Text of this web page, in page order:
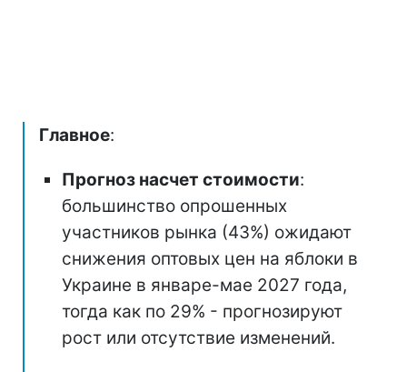
Главное:
Прогноз насчет стоимости:
большинство опрошенных
участников рынка (43%) ожидают
снижения оптовых цен на яблоки в
Украине в январе-мае 2027 года,
тогда как по 29% - прогнозируют
рост или отсутствие изменений.